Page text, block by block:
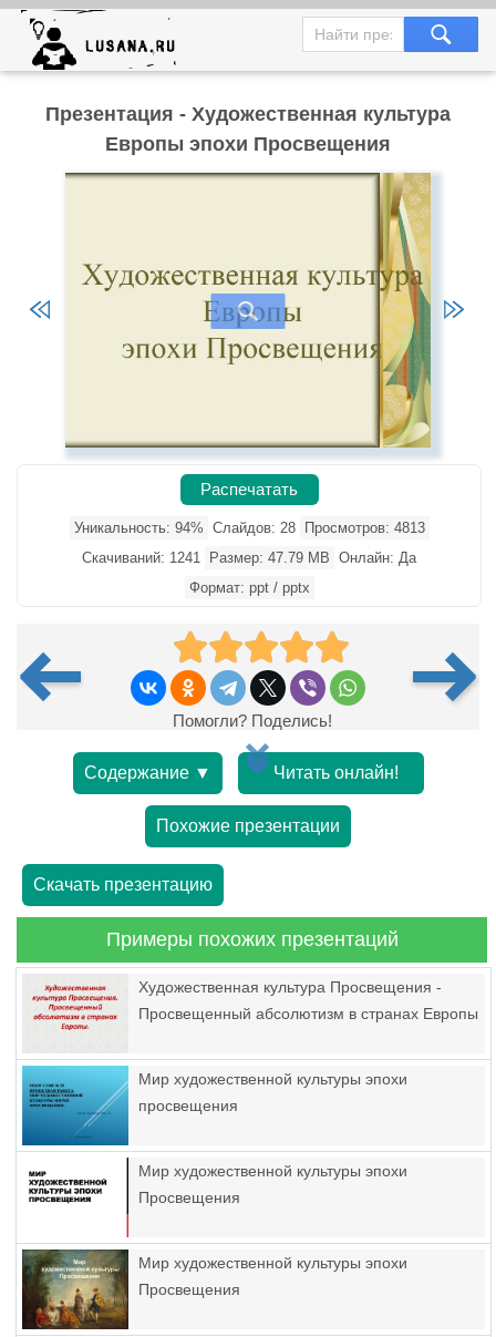
Презентация - Художественная культура
Европы эпохи Просвещения
Распечатать
Уникальность: 94% Слайдов: 28
Просмотров: 4813
Скачиваний: 1241
Размер: 47.79 MB Онлайн: Да
Формат: ppt / pptx
Помогли? Поделись!
Содержание ▼ Читать онлайн!
Похожие презентации
Скачать презентацию
Примеры похожих презентаций
Художественная культура Просвещения -
Просвещенный абсолютизм в странах Европы
Мир художественной культуры эпохи
просвещения
Мир художественной культуры эпохи
Просвещения
Мир художественной культуры эпохи
Просвещения